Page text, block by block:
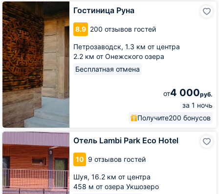
Гостиница Руна
8.9 200 отзывов гостей
Петрозаводск, 1.3 км от центра
2.2 км от Онежского озера
Бесплатная отмена
от4 000руб.
за 1 ночь
Получите200 бонусов
Гостиница
Руна
Отель Lambi Park Eco Hotel
10 9 отзывов гостей
Шуя, 16.2 км от центра
458 м от озера Укшозеро
Отель
Lambi
Park
Eco
Hotel